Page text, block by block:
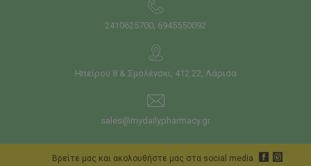
2410625700, 6945550092
Ηπείρου 8 & Σμολένσκι, 412 22, Λάρισα
sales@mydailypharmacy.gr
Bρείτε μας και ακολουθήστε μας στα social media